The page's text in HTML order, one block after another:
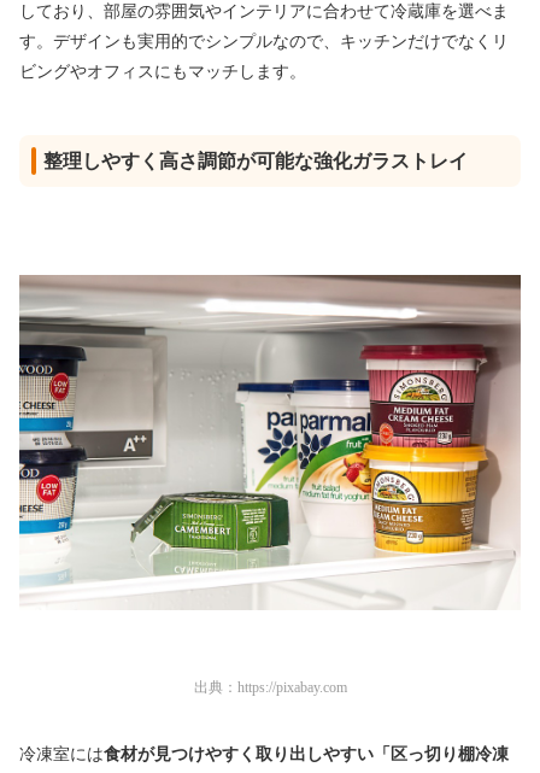
しており、部屋の雰囲気やインテリアに合わせて冷蔵庫を選べま
す。デザインも実用的でシンプルなので、キッチンだけでなくリ
ビングやオフィスにもマッチします。
整理しやすく高さ調節が可能な強化ガラストレイ
出典： https://pixabay.com
冷凍室には食材が見つけやすく取り出しやすい「区っ切り棚冷凍